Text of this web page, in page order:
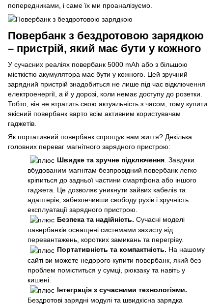
попередниками, і саме їх ми проаналізуємо.
Повербанк з бездротовою зарядкою
– пристрій, який має бути у кожного
У сучасних реаліях повербанк 5000 mAh або з більшою
місткістю акумулятора має бути у кожного. Цей зручний
зарядний пристрій знадобиться не лише під час відключення
електроенергії, а й у дорозі, коли немає доступу до розетки.
Тобто, він не втратить свою актуальність з часом, тому купити
якісний повербанк варто всім активним користувачам
гаджетів.
Як портативний повербанк спрощує нам життя? Декілька
головних переваг магнітного зарядного пристрою:
Швидке та зручне підключення . Завдяки
вбудованим магнітам безпровідний повербанк легко
кріпиться до задньої частини смартфона або іншого
гаджета. Це дозволяє уникнути зайвих кабелів та
адаптерів, забезпечивши свободу рухів і зручність
експлуатації зарядного пристрою.
Безпека та надійність. Сучасні моделі
павербанків оснащені системами захисту від
перевантажень, коротких замикань та перегріву.
Портативність та компактність. На нашому
сайті ви можете недорого купити повербанк, який без
проблем поміститься у сумці, рюкзаку та навіть у
кишені.
Інтеграція з сучасними технологіями.
Бездротові зарядні модулі та швидкісна зарядка